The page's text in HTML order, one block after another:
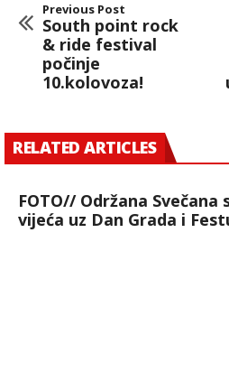
Previous Post
South point rock
& ride festival
počinje
10.kolovoza!
RELATED ARTICLES
FOTO// Održana Svečana
vijeća uz Dan Grada i